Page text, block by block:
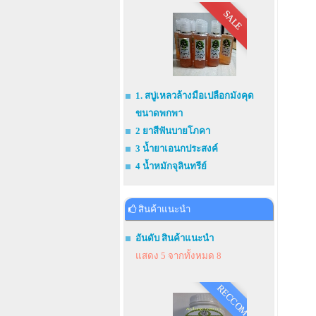
SALE
1. สบู่เหลวล้างมือเปลือกมังคุด
ขนาดพกพา
2 ยาสีฟันบายโภคา
3 น้ำยาเอนกประสงค์
4 น้ำหมักจุลินทรีย์
สินค้าแนะนำ
อันดับ สินค้าแนะนำ
แสดง 5 จากทั้งหมด 8
RECCOM